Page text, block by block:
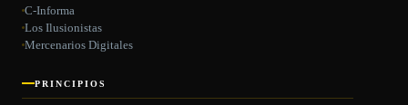
C-Informa
Los Ilusionistas
Mercenarios Digitales
PRINCIPIOS